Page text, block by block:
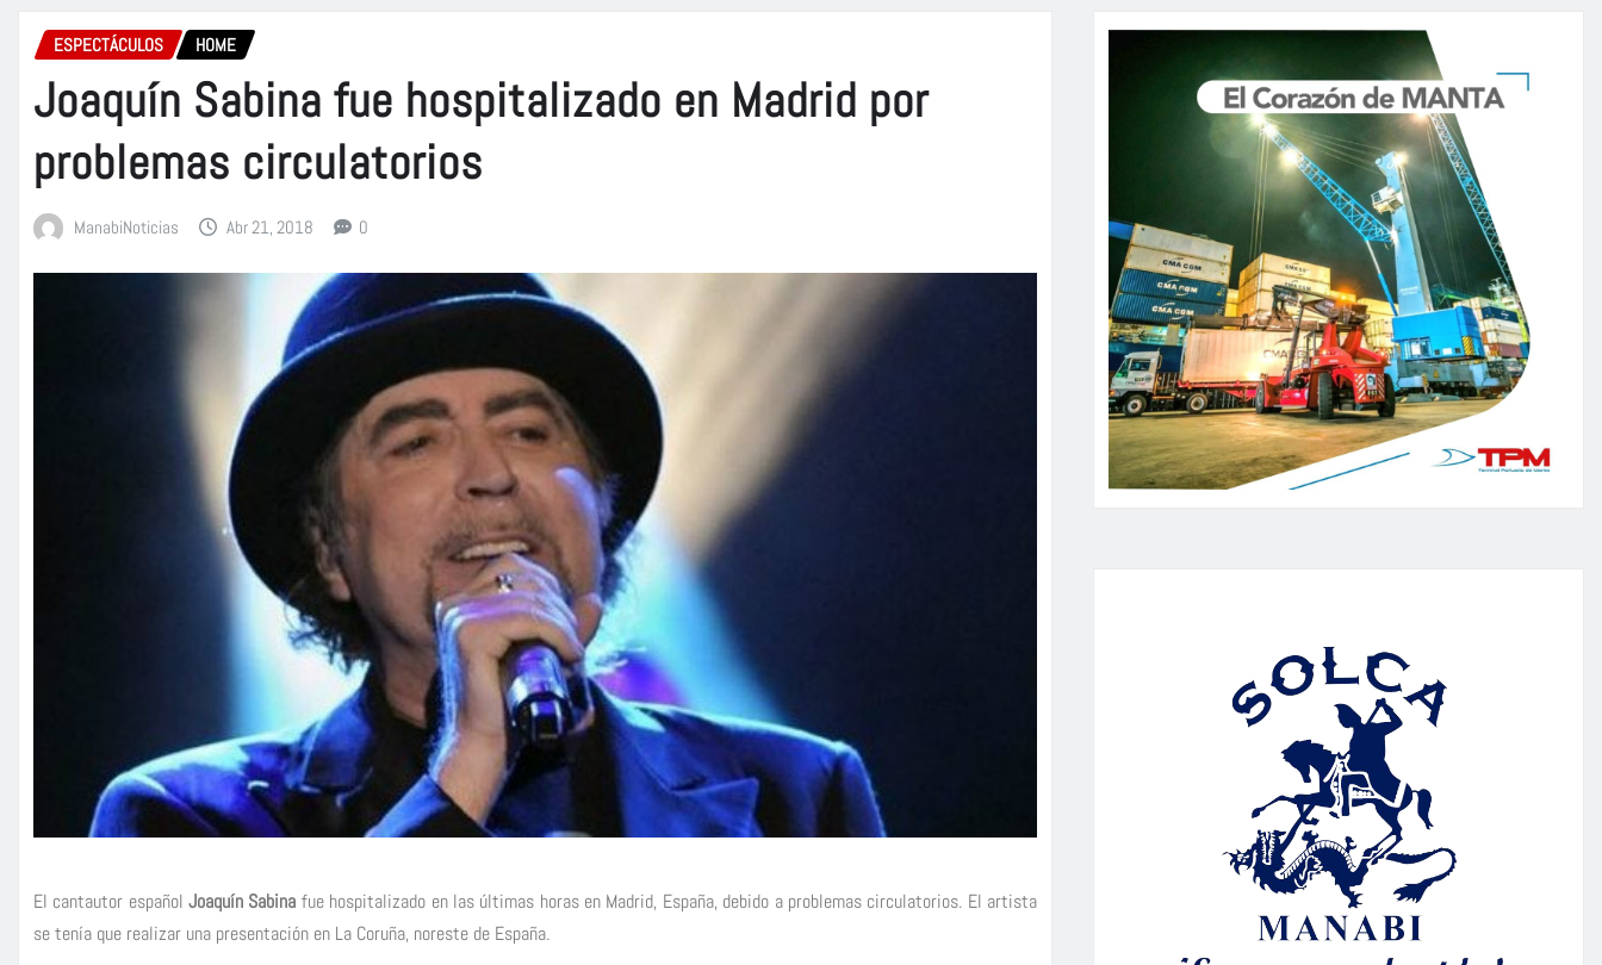
ESPECTÁCULOS HOME
Joaquín Sabina fue hospitalizado en Madrid por
problemas circulatorios
ManabiNoticias Abr 21, 2018 0
El cantautor españolJoaquín Sabina fue hospitalizado en las últimas horas en Madrid, España, debido a problemas circulatorios. El artista
se tenía que realizar una presentación en La Coruña, noreste de España.